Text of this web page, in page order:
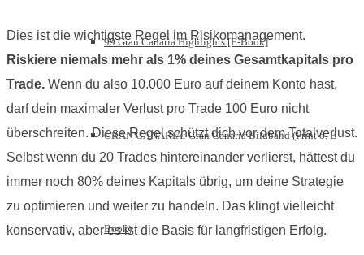
99 Gran Canaria Highlights [E-Book]
GRAN CANARIA: Gran Canaria Bildband (Print o. E-
Book)
Dies ist die wichtigste Regel im Risikomanagement.
Riskiere niemals mehr als 1% deines Gesamtkapitals pro
Trade. Wenn du also 10.000 Euro auf deinem Konto hast,
darf dein maximaler Verlust pro Trade 100 Euro nicht
überschreiten. Diese Regel schützt dich vor dem Totalverlust.
Selbst wenn du 20 Trades hintereinander verlierst, hättest du
immer noch 80% deines Kapitals übrig, um deine Strategie
zu optimieren und weiter zu handeln. Das klingt vielleicht
konservativ, aber es ist die Basis für langfristigen Erfolg.